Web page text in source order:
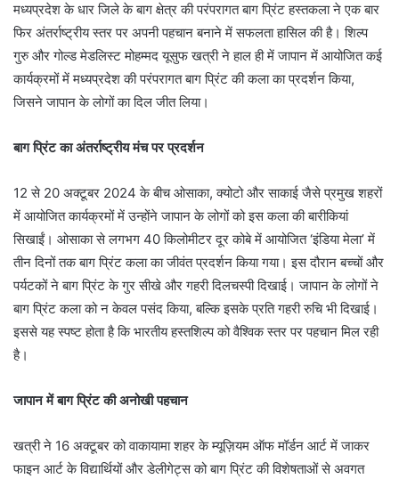
मध्यप्रदेश के धार जिले के बाग क्षेत्र की परंपरागत बाग प्रिंट हस्तकला ने एक बार
फिर अंतर्राष्ट्रीय स्तर पर अपनी पहचान बनाने में सफलता हासिल की है। शिल्प
गुरु और गोल्ड मेडलिस्ट मोहम्मद यूसुफ खत्री ने हाल ही में जापान में आयोजित कई
कार्यक्रमों में मध्यप्रदेश की परंपरागत बाग प्रिंट की कला का प्रदर्शन किया,
जिसने जापान के लोगों का दिल जीत लिया।
बाग प्रिंट का अंतर्राष्ट्रीय मंच पर प्रदर्शन
12 से 20 अक्टूबर 2024 के बीच ओसाका, क्योटो और साकाई जैसे प्रमुख शहरों
में आयोजित कार्यक्रमों में उन्होंने जापान के लोगों को इस कला की बारीकियां
सिखाईं। ओसाका से लगभग 40 किलोमीटर दूर कोबे में आयोजित ‘इंडिया मेला’ में
तीन दिनों तक बाग प्रिंट कला का जीवंत प्रदर्शन किया गया। इस दौरान बच्चों और
पर्यटकों ने बाग प्रिंट के गुर सीखे और गहरी दिलचस्पी दिखाई। जापान के लोगों ने
बाग प्रिंट कला को न केवल पसंद किया, बल्कि इसके प्रति गहरी रुचि भी दिखाई।
इससे यह स्पष्ट होता है कि भारतीय हस्तशिल्प को वैश्विक स्तर पर पहचान मिल रही
है।
जापान में बाग प्रिंट की अनोखी पहचान
खत्री ने 16 अक्टूबर को वाकायामा शहर के म्यूज़ियम ऑफ मॉर्डन आर्ट में जाकर
फाइन आर्ट के विद्यार्थियों और डेलीगेट्स को बाग प्रिंट की विशेषताओं से अवगत